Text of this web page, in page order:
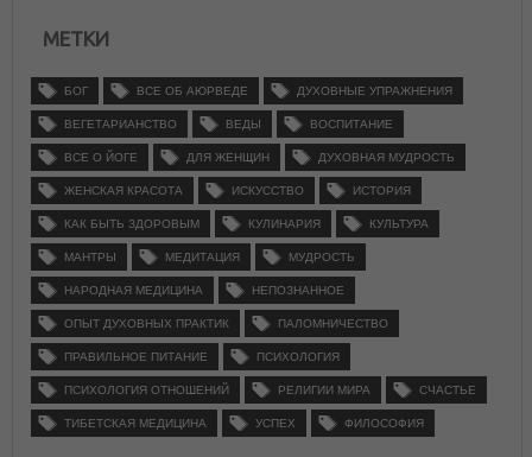
МЕТКИ
БОГ ВСЕ ОБ АЮРВЕДЕ ДУХОВНЫЕ УПРАЖНЕНИЯ
ВЕГЕТАРИАНСТВО ВЕДЫ ВОСПИТАНИЕ
ВСЕ О ЙОГЕ ДЛЯ ЖЕНЩИН ДУХОВНАЯ МУДРОСТЬ
ЖЕНСКАЯ КРАСОТА ИСКУССТВО ИСТОРИЯ
КАК БЫТЬ ЗДОРОВЫМ КУЛИНАРИЯ КУЛЬТУРА
МАНТРЫ МЕДИТАЦИЯ МУДРОСТЬ
НАРОДНАЯ МЕДИЦИНА НЕПОЗНАННОЕ
ОПЫТ ДУХОВНЫХ ПРАКТИК ПАЛОМНИЧЕСТВО
ПРАВИЛЬНОЕ ПИТАНИЕ ПСИХОЛОГИЯ
ПСИХОЛОГИЯ ОТНОШЕНИЙ РЕЛИГИИ МИРА СЧАСТЬЕ
ТИБЕТСКАЯ МЕДИЦИНА УСПЕХ ФИЛОСОФИЯ